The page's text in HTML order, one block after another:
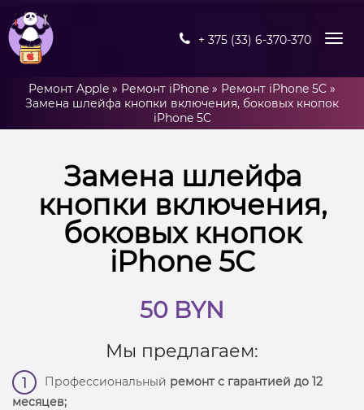
+ 375 (33) 6-370-370
Ремонт Apple » Ремонт iPhone » Ремонт iPhone 5C »
Замена шлейфа кнопки включения, боковых кнопок
iPhone 5C
Замена шлейфа
кнопки включения,
боковых кнопок
iPhone 5C
50 BYN
Мы предлагаем:
1 Профессиональный ремонт с гарантией до 12
месяцев;